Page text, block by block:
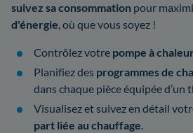
suivez sa consommation pour
d'énergie, où que vous soyez !
Contrôlez votre pompe à
Planifiez des programmes de
dans chaque pièce équipée
Visualisez et suivez en détail
part liée au chauffage.